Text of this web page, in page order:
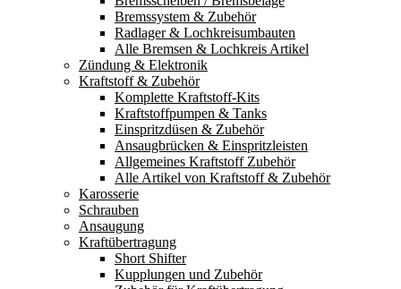
Bremssystem & Zubehör
Radlager & Lochkreisumbauten
Alle Bremsen & Lochkreis Artikel
Zündung & Elektronik
Kraftstoff & Zubehör
Komplette Kraftstoff-Kits
Kraftstoffpumpen & Tanks
Einspritzdüsen & Zubehör
Ansaugbrücken & Einspritzleisten
Allgemeines Kraftstoff Zubehör
Alle Artikel von Kraftstoff & Zubehör
Karosserie
Schrauben
Ansaugung
Kraftübertragung
Short Shifter
Kupplungen und Zubehör